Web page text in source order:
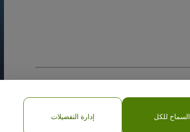
السماح للكل إدارة التفضيلات